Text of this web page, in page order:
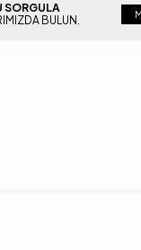
SORGULA
BULUN.